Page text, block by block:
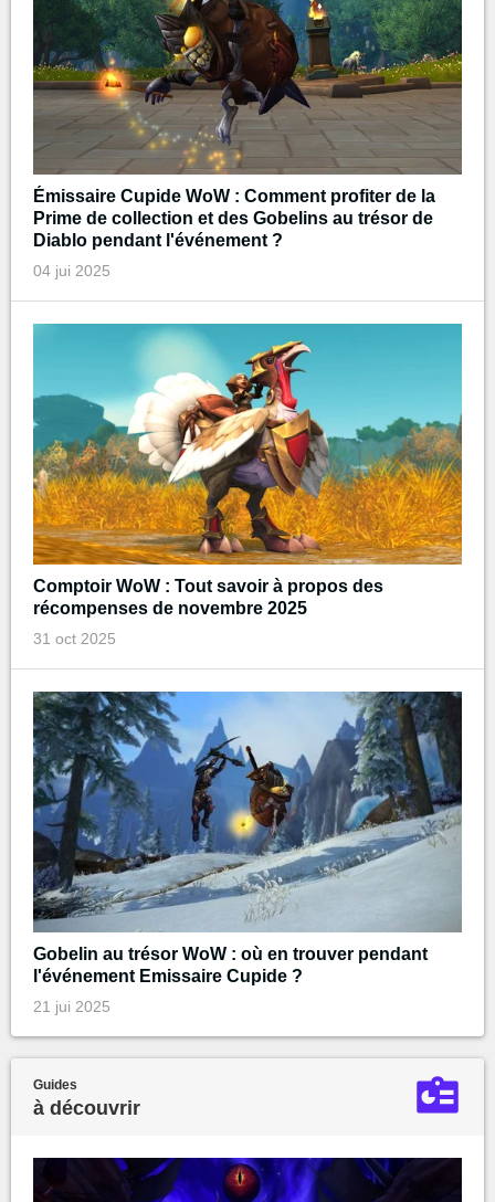
Émissaire Cupide WoW : Comment profiter de la
Prime de collection et des Gobelins au trésor de
Diablo pendant l'événement ?
04 jui 2025
Comptoir WoW : Tout savoir à propos des
récompenses de novembre 2025
31 oct 2025
Gobelin au trésor WoW : où en trouver pendant
l'événement Emissaire Cupide ?
21 jui 2025
Guides
à découvrir